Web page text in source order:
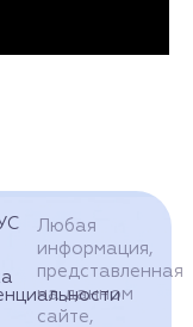
Любая
информация,
представленная
на данном
сайте,